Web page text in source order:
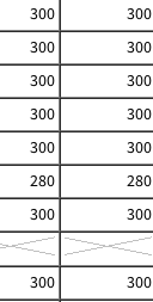
300 300
300 300
300 300
300 300
300 300
280 280
300 300
300 300